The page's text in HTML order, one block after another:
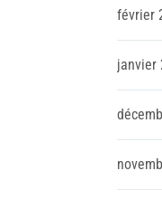
février
janvier